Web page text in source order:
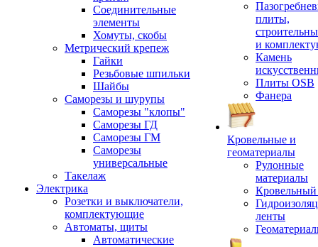
Соединительные
элементы
Хомуты, скобы
Метрический крепеж
Гайки
Резьбовые шпильки
Шайбы
Саморезы и шурупы
Саморезы "клопы"
Саморезы ГД
Саморезы ГМ
Саморезы
универсальные
Такелаж
Электрика
Розетки и выключатели,
комплектующие
Автоматы, щиты
Автоматические
плиты,
и
Камень
Плиты OSB
Фанера
Кровельные и
геоматериалы
Рулонные
материалы
ленты